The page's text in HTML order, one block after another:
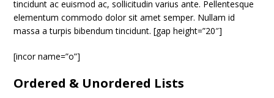
tincidunt ac euismod ac, sollicitudin varius ante. Pellentesque
elementum commodo dolor sit amet semper. Nullam id
massa a turpis bibendum tincidunt. [gap height=”20″]
[incor name=”o”]
Ordered & Unordered Lists